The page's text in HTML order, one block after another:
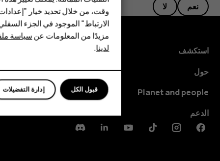
HMD DUB
للأعمال
نعم لا
استكشف
حول
Planet and people
الدعم
Facebook
Instagram
Tiktok
Youtube
Linkedin
Discord
وقت، من خلال تحديد خيار
الارتباط" الموجود في الجزء
مزيدًا من المعلومات عنسياسة
لدينا.
إدارة التفضيلات قبول الكل